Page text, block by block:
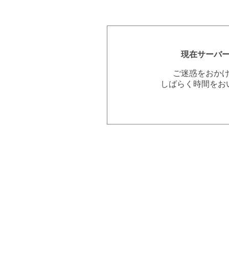
現在サーバ
ご迷惑をおか
しばらく時間を